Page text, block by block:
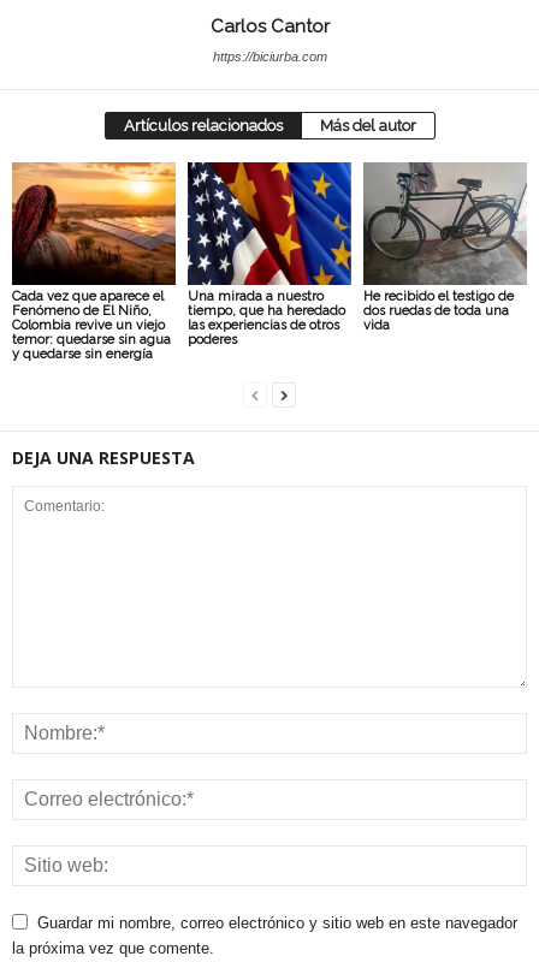
Carlos Cantor
https://biciurba.com
Artículos relacionados Más del autor
Cada vez que aparece el
Fenómeno de El Niño,
Colombia revive un viejo
temor: quedarse sin agua
y quedarse sin energía
Una mirada a nuestro
tiempo, que ha heredado
las experiencias de otros
poderes
He recibido el testigo de
dos ruedas de toda una
vida
DEJA UNA RESPUESTA
Guardar mi nombre, correo electrónico y sitio web en este navegador
la próxima vez que comente.